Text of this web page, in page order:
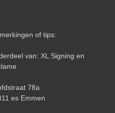
of tips:
van: XL Signing en
78a
es Emmen